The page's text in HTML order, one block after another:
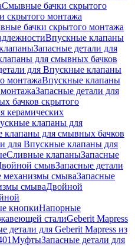
Смывные бачки скрытого
скрытого монтажа
бачки скрытого монтажа
Впускные клапаны
Запасные детали для
для смывных бачков
для Впускные клапаны
монтажаВпускные клапаны
Запасные детали для
бачков скрытого
керамических
клапаны для
клапаны для смывных бачков
для Впускные клапаны для
Сливные клапаныЗапасные
смывЗапасные детали
механизмы смываЗапасные
смываДвойной
кнопкиНапорные
сталиGeberit Mapress
детали для Geberit Mapress из
МуфтыЗапасные детали для